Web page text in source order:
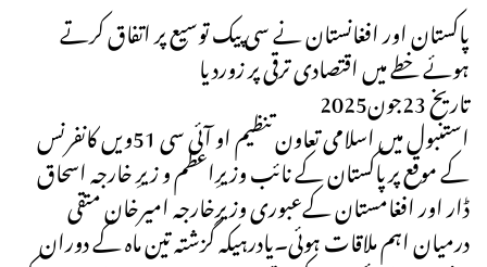
پاکستان اور افغانستان نے سی پیک توسیع پر اتفاق کرتے
ہوئے خطے میں اقتصادی ترقی پر زوردیا
تاریخ 23جون2025
استنبول میں اسلامی تعاون تنظیم او آئی سی 51ویں کانفرنس
کے موقع پرپاکستان کے نائب وزیرِاعظم و زیرِ خارجہ اسحاق
ڈار اور افغامستان کےعبوری وزیرِخارجہ امیرخان متقی
درمیان اہم ملاقات ہوئی۔یادرہیکہ گزشتہ تین ماہ کے دوران